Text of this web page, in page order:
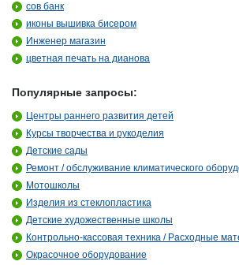
сов банк
иконы вышивка бисером
Инженер магазин
цветная печать на дианова
Популярные запросы:
Центры раннего развития детей
Курсы творчества и рукоделия
Детские сады
Ремонт / обслуживание климатического
Мотошколы
Изделия из стеклопластика
Детские художественные школы
Контрольно-кассовая техника / Расходные
Окрасочное оборудование